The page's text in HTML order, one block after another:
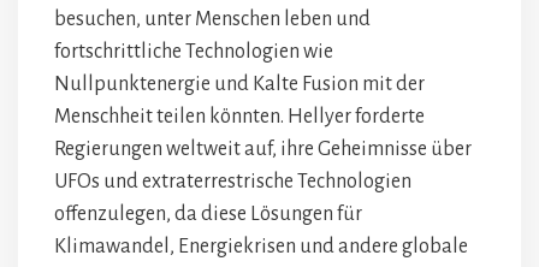
besuchen, unter Menschen leben und
fortschrittliche Technologien wie
Nullpunktenergie und Kalte Fusion mit der
Menschheit teilen könnten. Hellyer forderte
Regierungen weltweit auf, ihre Geheimnisse über
UFOs und extraterrestrische Technologien
offenzulegen, da diese Lösungen für
Klimawandel, Energiekrisen und andere globale